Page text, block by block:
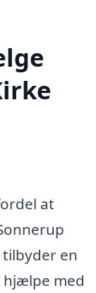
at
en
hjælpe med